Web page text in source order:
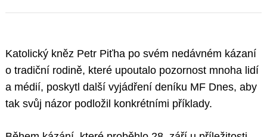
Katolický kněz Petr Piťha po svém nedávném kázaní
o tradiční rodině, které upoutalo pozornost mnoha lidí
a médií, poskytl další vyjádření deníku MF Dnes, aby
tak svůj názor podložil konkrétními příklady.